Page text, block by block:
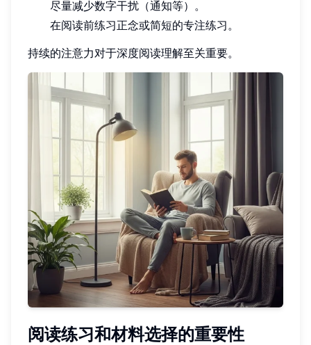
尽量减少数字干扰（通知等）。
在阅读前练习正念或简短的专注练习。
持续的注意力对于深度阅读理解至关重要。
阅读练习和材料选择的重要性